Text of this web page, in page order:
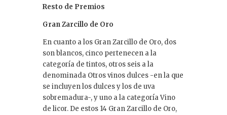
Resto de Premios
Gran Zarcillo de Oro
En cuanto a los Gran Zarcillo de Oro, dos
son blancos, cinco pertenecen a la
categoría de tintos, otros seis a la
denominada Otros vinos dulces -en la que
se incluyen los dulces y los de uva
sobremadura-, y uno a la categoría Vino
de licor. De estos 14 Gran Zarcillo de Oro,